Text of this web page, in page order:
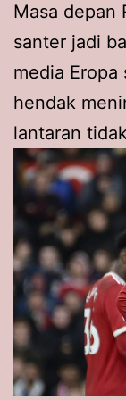
Masa depan
santer jadi
media Eropa
hendak
lantaran